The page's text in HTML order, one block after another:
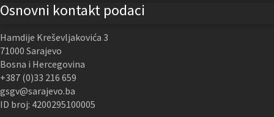
Osnovni kontakt podaci
Hamdije Kreševljakovića 3
71000 Sarajevo
Bosna i Hercegovina
+387 (0)33 216 659
gsgv@sarajevo.ba
ID broj: 4200295100005